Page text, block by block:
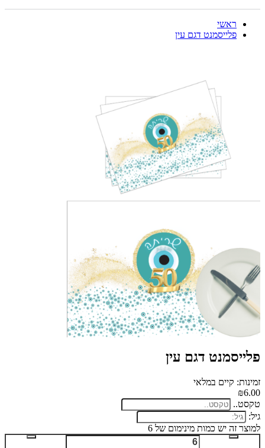
ראשי
פלייסמנט דגם עין
פלייסמנט דגם עין
זמינות: קיים במלאי
₪6.00
טקסט..
גיל:
למוצר זה יש כמות מינימום של 6